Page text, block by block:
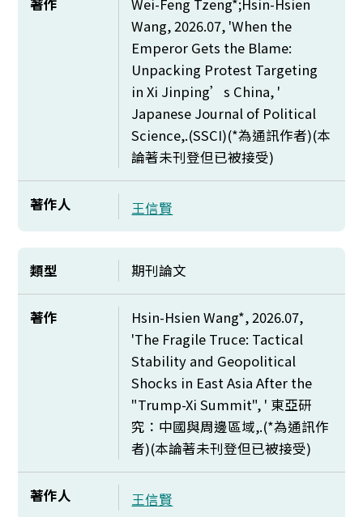
著作
Wei-Feng Tzeng*;Hsin-Hsien
Wang, 2026.07, 'When the
Emperor Gets the Blame:
Unpacking Protest Targeting
in Xi Jinping’s China, '
Japanese Journal of Political
Science,.(SSCI)(*為通訊作者)(本
論著未刊登但已被接受)
著作人 王信賢
類型 期刊論文
著作
Hsin-Hsien Wang*, 2026.07,
'The Fragile Truce: Tactical
Stability and Geopolitical
Shocks in East Asia After the
"Trump-Xi Summit", ' 東亞研
究：中國與周邊區域,.(*為通訊作
者)(本論著未刊登但已被接受)
著作人 王信賢